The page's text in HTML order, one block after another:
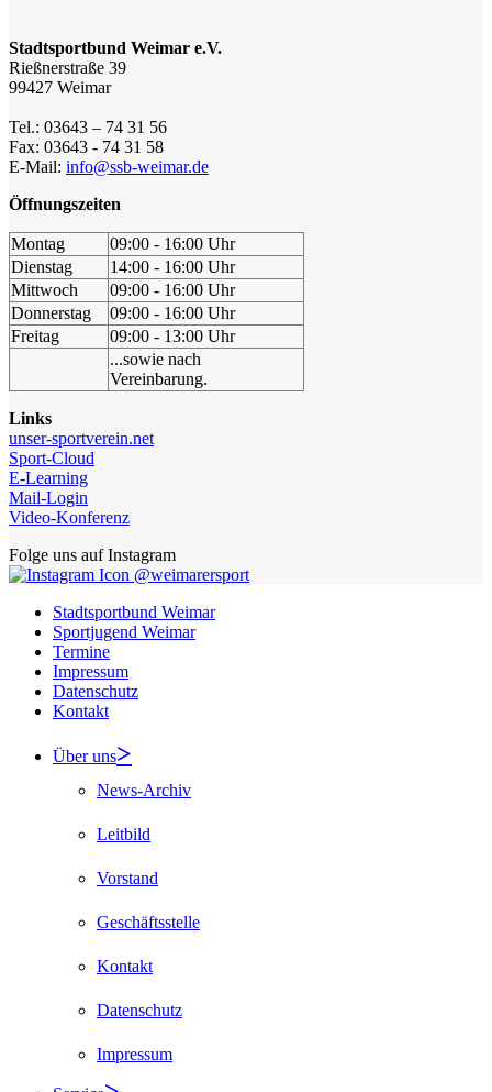
Stadtsportbund Weimar e.V.
Rießnerstraße 39
99427 Weimar
Tel.: 03643 – 74 31 56
Fax: 03643 - 74 31 58
E-Mail: info@ssb-weimar.de
Öffnungszeiten
Montag
09:00 - 16:00 Uhr
Dienstag
14:00 - 16:00 Uhr
Mittwoch
09:00 - 16:00 Uhr
Donnerstag
09:00 - 16:00 Uhr
Freitag
09:00 - 13:00 Uhr
...sowie nach
Vereinbarung.
Links
unser-sportverein.net
Sport-Cloud
E-Learning
Mail-Login
Video-Konferenz
Folge uns auf Instagram
@weimarersport
Stadtsportbund Weimar
Sportjugend Weimar
Termine
Impressum
Datenschutz
Kontakt
Über uns
News-Archiv
Leitbild
Vorstand
Geschäftsstelle
Kontakt
Datenschutz
Impressum